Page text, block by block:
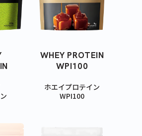
WHEY PROTEIN
WPI100
ホエイプロテイン
WPI100